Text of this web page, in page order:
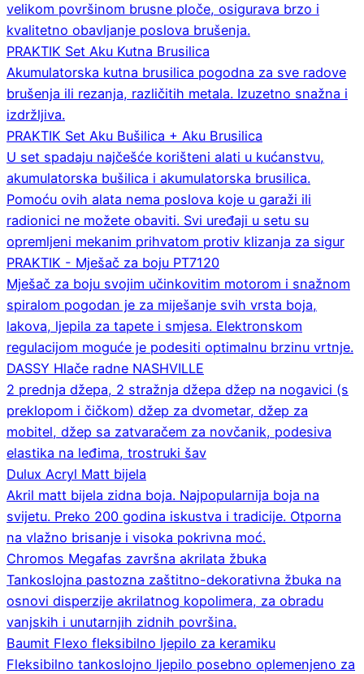
velikom površinom brusne ploče, osigurava brzo i
kvalitetno obavljanje poslova brušenja.
PRAKTIK Set Aku Kutna Brusilica
Akumulatorska kutna brusilica pogodna za sve radove
brušenja ili rezanja, različitih metala. Izuzetno snažna i
izdržljiva.
PRAKTIK Set Aku Bušilica + Aku Brusilica
U set spadaju najčešće korišteni alati u kućanstvu,
akumulatorska bušilica i akumulatorska brusilica.
Pomoću ovih alata nema poslova koje u garaži ili
radionici ne možete obaviti. Svi uređaji u setu su
opremljeni mekanim prihvatom protiv klizanja za sigur
PRAKTIK - Mješač za boju PT7120
Mješač za boju svojim učinkovitim motorom i snažnom
spiralom pogodan je za miješanje svih vrsta boja,
lakova, ljepila za tapete i smjesa. Elektronskom
regulacijom moguće je podesiti optimalnu brzinu vrtnje.
DASSY Hlače radne NASHVILLE
2 prednja džepa, 2 stražnja džepa džep na nogavici (s
preklopom i čičkom) džep za dvometar, džep za
mobitel, džep sa zatvaračem za novčanik, podesiva
elastika na leđima, trostruki šav
Dulux Acryl Matt bijela
Akril matt bijela zidna boja. Najpopularnija boja na
svijetu. Preko 200 godina iskustva i tradicije. Otporna
na vlažno brisanje i visoka pokrivna moć.
Chromos Megafas završna akrilata žbuka
Tankoslojna pastozna zaštitno-dekorativna žbuka na
osnovi disperzije akrilatnog kopolimera, za obradu
vanjskih i unutarnjih zidnih površina.
Baumit Flexo fleksibilno ljepilo za keramiku
Fleksibilno tankoslojno ljepilo posebno oplemenjeno za